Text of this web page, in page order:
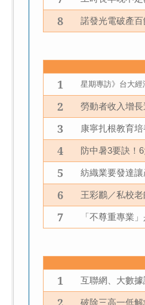
8 諾發光電破產
1 星期專訪》台大
2 勞動者收入增
3 康寧扎根教育
4 防中暑3要訣！6
5 紡織業要發達
6 王彩鸝／私校
7 「不尊重專業
1 互聯網、大數
破除三高一低